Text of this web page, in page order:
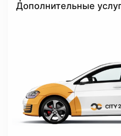
Дополнительные